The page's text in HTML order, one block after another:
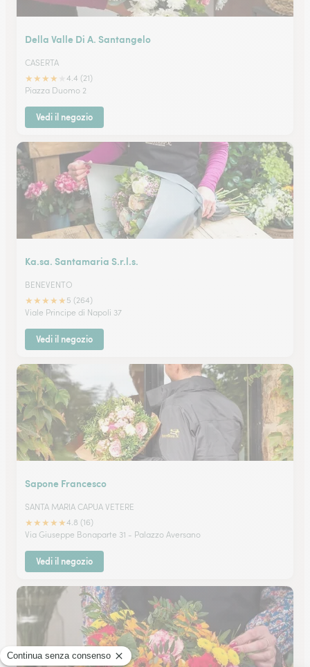
Della Valle Di A. Santangelo
CASERTA
★★★★
4.4 (21)
Piazza Duomo 2
Vedi il negozio
Ka.sa. Santamaria S.r.l.s.
BENEVENTO
★★★★★ 5 (264)
Viale Principe di Napoli 37
Vedi il negozio
Sapone Francesco
SANTA MARIA CAPUA VETERE
★★★★★4.8 (16)
Via Giuseppe Bonaparte 31 - Palazzo Aversano
Vedi il negozio